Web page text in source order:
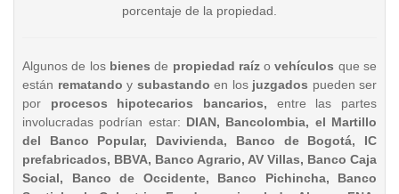
porcentaje de la propiedad.
Algunos de los bienesde propiedad raízo vehículos que se
están rematando y subastando en los juzgados pueden ser
por procesos hipotecarios bancarios, entre las partes
involucradas podrían estar: DIAN, Bancolombia, el Martillo
del Banco Popular, Davivienda, Banco de Bogotá, IC
prefabricados, BBVA, Banco Agrario, AV Villas, Banco Caja
Social, Banco de Occidente, Banco Pichincha, Banco